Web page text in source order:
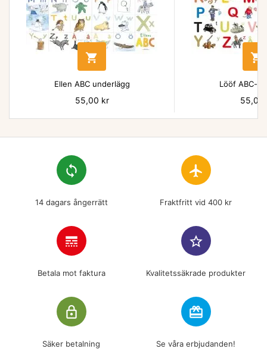

Ellen ABC underlägg
Pris
55,00 kr

Lööf ABC-
Pris
55,00
loop
14 dagars ångerrätt
flight
Fraktfritt vid 400 kr
line_style
Betala mot faktura
star_border
Kvalitetssäkrade produkter
lock_outline
Säker betalning
redeem
Se våra erbjudanden!